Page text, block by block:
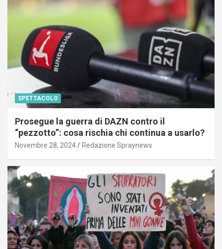
SPETTACOLO
Prosegue la guerra di DAZN contro il
“pezzotto”: cosa rischia chi continua a usarlo?
Novembre 28, 2024 Redazione Spraynews